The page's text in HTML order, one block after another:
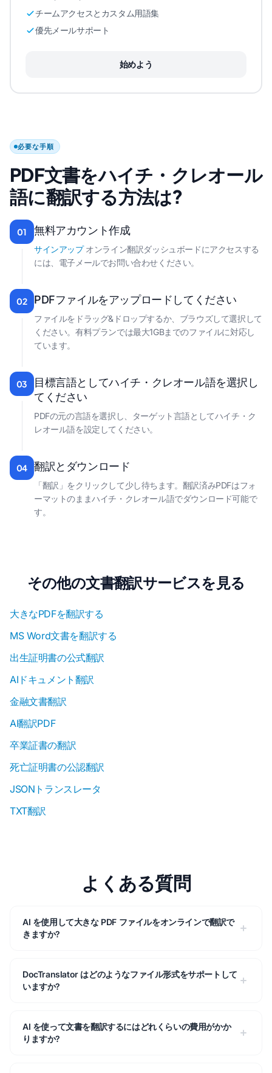
チームアクセスとカスタム用語集
優先メールサポート
始めよう
必要な手順
PDF文書をハイチ・クレオール
語に翻訳する方法は?
01 無料アカウント作成
サインアップオンライン翻訳ダッシュボードにアクセスする
には、電子メールでお問い合わせください。
02 PDFファイルをアップロードしてください
ファイルをドラッグ&ドロップするか、ブラウズして選択して
ください。有料プランでは最大1GBまでのファイルに対応し
ています。
03
目標言語としてハイチ・クレオール語を選択し
てください
PDFの元の言語を選択し、ターゲット言語としてハイチ・ク
レオール語を設定してください。
04 翻訳とダウンロード
「翻訳」をクリックして少し待ちます。翻訳済みPDFはフォ
ーマットのままハイチ・クレオール語でダウンロード可能で
す。
その他の文書翻訳サービスを見る
大きなPDFを翻訳する
MS Word文書を翻訳する
出生証明書の公式翻訳
AIドキュメント翻訳
金融文書翻訳
AI翻訳PDF
卒業証書の翻訳
死亡証明書の公認翻訳
JSONトランスレータ
TXT翻訳
よくある質問
AI を使用して大きな PDF ファイルをオンラインで翻訳で
きますか?
DocTranslator はどのようなファイル形式をサポートして
いますか?
AI を使って文書を翻訳するにはどれくらいの費用がかか
りますか?